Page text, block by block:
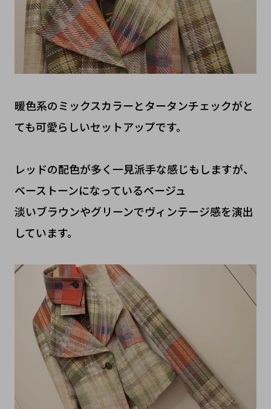
暖色系のミックスカラーとタータンチェックがと
ても可愛らしいセットアップです。
レッドの配色が多く一見派手な感じもしますが、
ベーストーンになっているベージュ
淡いブラウンやグリーンでヴィンテージ感を演出
しています。